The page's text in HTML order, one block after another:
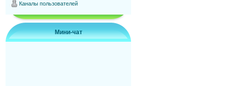
Каналы пользователей
Мини-чат